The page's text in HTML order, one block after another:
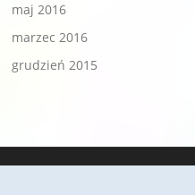
maj 2016
marzec 2016
grudzień 2015